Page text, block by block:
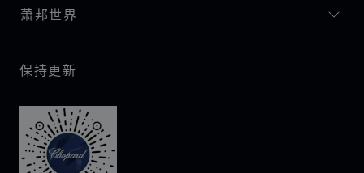
萧邦世界
保持更新